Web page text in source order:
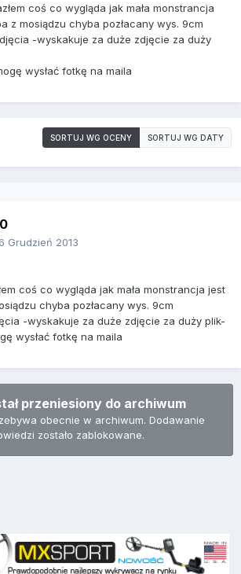
coś co wygląda jak mała monstrancja
z mosiądzu chyba pozłacany wys. 9cm
-wyskakuje za duże zdjęcie za duży
wysłać fotkę na maila
SORTUJ WG OCENY SORTUJ WG DATY
Grudzień 2013
coś co wygląda jak mała monstrancja jest
chyba pozłacany wys. 9cm
-wyskakuje za duże zdjęcie za duży plik-
wysłać fotkę na maila
przeniesiony do archiwum
obecnie w archiwum. Dodawanie
zostało zablokowane.